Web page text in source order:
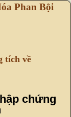
Phan Bội
tích về
chứng